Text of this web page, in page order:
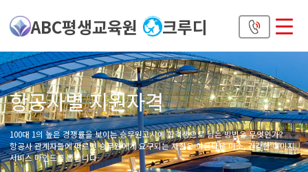
ABC평생교육원 크루디
항공사별 지원자격
100대 1의 높은 경쟁률을 보이는 승무원고시에 합격생으로 남는 방법은 무엇인가?
항공사 관계자들에 따르면 승무원에게 요구되는 자질은 아름다운 미소, 건강한 이미지,
서비스 마인드를 뽑습니다.